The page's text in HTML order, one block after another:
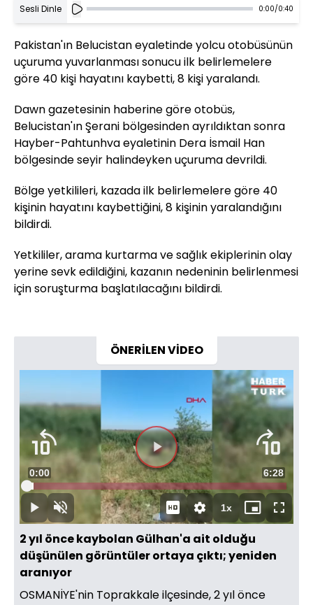
Sesli Dinle 0:00/0:40
Pakistan'ın Belucistan eyaletinde yolcu otobüsünün
uçuruma yuvarlanması sonucu ilk belirlemelere
göre 40 kişi hayatını kaybetti, 8 kişi yaralandı.
Dawn gazetesinin haberine göre otobüs,
Belucistan'ın Şerani bölgesinden ayrıldıktan sonra
Hayber-Pahtunhva eyaletinin Dera İsmail Han
bölgesinde seyir halindeyken uçuruma devrildi.
Bölge yetkilileri, kazada ilk belirlemelere göre 40
kişinin hayatını kaybettiğini, 8 kişinin yaralandığını
bildirdi.
Yetkililer, arama kurtarma ve sağlık ekiplerinin olay
yerine sevk edildiğini, kazanın nedeninin belirlenmesi
için soruşturma başlatılacağını bildirdi.
ÖNERİLEN VİDEO
DuraklatSesi
Aç
Süre
0:00 Toplam
Süre
6:28
Yüklendi:
2.57%
1xOynatma
Hızı
Mini
oynatıcı
Tam
Ekran
2 yıl önce kaybolan Gülhan'a ait olduğu
düşünülen görüntüler ortaya çıktı; yeniden
aranıyor
OSMANİYE'nin Toprakkale ilçesinde, 2 yıl önce